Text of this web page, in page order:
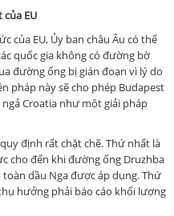
EU
của EU, Ủy ban châu Âu có thể
quốc gia không có đường bờ
đường ống bị gián đoạn vì lý do
pháp này sẽ cho phép Budapest
Croatia như một giải pháp
định rất chặt chẽ. Thứ nhất là
cho đến khi đường ống Druzhba
dầu Nga được áp dụng. Thứ
hưởng phải báo cáo khối lượng